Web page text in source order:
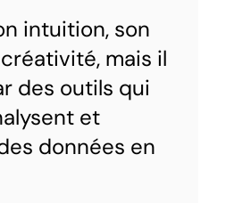
intuition, son
mais il
des outils qui
et
données en